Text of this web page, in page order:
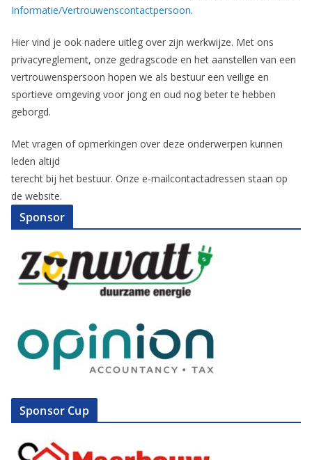
Informatie/Vertrouwenscontactpersoon.
Hier vind je ook nadere uitleg over zijn werkwijze. Met ons
privacyreglement, onze gedragscode en het aanstellen van een
vertrouwenspersoon hopen we als bestuur een veilige en
sportieve omgeving voor jong en oud nog beter te hebben
geborgd.
Met vragen of opmerkingen over deze onderwerpen kunnen
leden altijd
terecht bij het bestuur. Onze e-mailcontactadressen staan op
de website.
Sponsor
Sponsor Cup